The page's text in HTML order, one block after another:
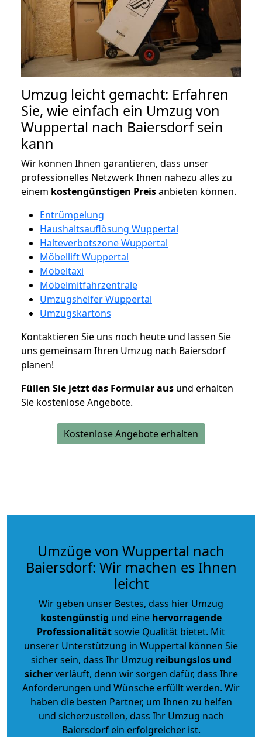
Umzug leicht gemacht: Erfahren
Sie, wie einfach ein Umzug von
Wuppertal nach Baiersdorf sein
kann
Wir können Ihnen garantieren, dass unser
professionelles Netzwerk Ihnen nahezu alles zu
einem kostengünstigen Preisanbieten können.
Entrümpelung
Haushaltsauflösung Wuppertal
Halteverbotszone Wuppertal
Möbellift Wuppertal
Möbeltaxi
Möbelmitfahrzentrale
Umzugshelfer Wuppertal
Umzugskartons
Kontaktieren Sie uns noch heute und lassen Sie
uns gemeinsam Ihren Umzug nach Baiersdorf
planen!
Füllen Sie jetzt das Formular aus und erhalten
Sie kostenlose Angebote.
Kostenlose Angebote erhalten
Umzüge von Wuppertal nach
Baiersdorf: Wir machen es Ihnen
leicht
Wir geben unser Bestes, dass hier Umzug
kostengünstig und eine hervorragende
Professionalitätsowie Qualität bietet. Mit
unserer Unterstützung in Wuppertal können Sie
sicher sein, dass Ihr Umzug reibungslos und
sicherverläuft, denn wir sorgen dafür, dass Ihre
Anforderungen und Wünsche erfüllt werden. Wir
haben die besten Partner, um Ihnen zu helfen
und sicherzustellen, dass Ihr Umzug nach
Baiersdorf ein erfolgreicher ist.